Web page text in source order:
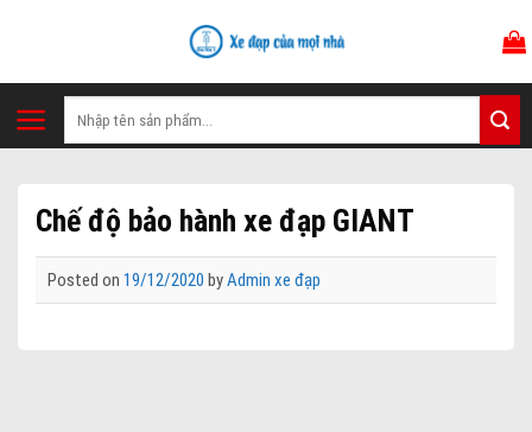
Tìm
kiếm:
Chế độ bảo hành xe đạp GIANT
Posted on 19/12/2020 byAdmin xe đạp